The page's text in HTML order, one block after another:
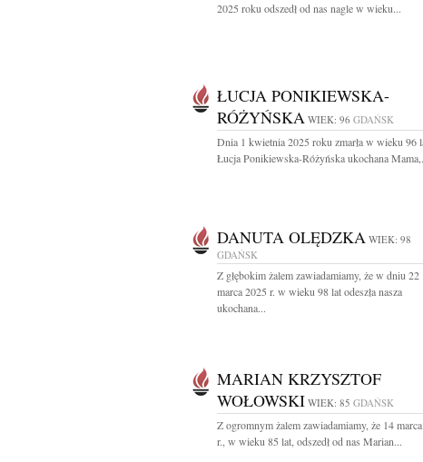
2025 roku odszedł od nas nagle w wieku...
ŁUCJA PONIKIEWSKA-
RÓŻYŃSKA WIEK: 96 GDAŃSK
Dnia 1 kwietnia 2025 roku zmarła w wieku 96
Łucja Ponikiewska-Różyńska ukochana
DANUTA OLĘDZKA WIEK: 98
GDAŃSK
Z głębokim żalem zawiadamiamy, że w dniu 22
marca 2025 r. w wieku 98 lat odeszła nasza
ukochana...
MARIAN KRZYSZTOF
WOŁOWSKI WIEK: 85 GDAŃSK
Z ogromnym żalem zawiadamiamy, że 14
r., w wieku 85 lat, odszedł od nas Marian...